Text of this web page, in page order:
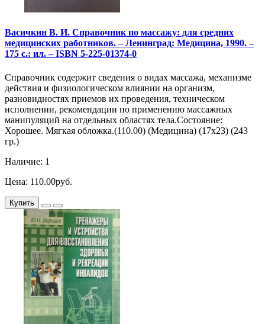
Васичкин В. И. Справочник по массажу: для средних
медицинских работников. – Ленинград: Медицина, 1990. –
175 с.: ил. – ISBN 5-225-01374-0
Справочник содержит сведения о видах массажа, механизме
действия и физиологическом влиянии на организм,
разновидностях приемов их проведения, техническом
исполнении, рекомендации по применению массажных
манипуляций на отдельных областях тела.Состояние:
Хорошее. Мягкая обложка.(110.00) (Медицина) (17х23) (243
гр.)
Наличие: 1
Цена: 110.00руб.
Купить